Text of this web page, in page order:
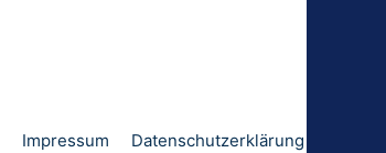
Impressum Datenschutz­erklärung